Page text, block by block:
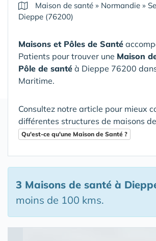
Maison de santé » Normandie »
Dieppe (76200)
Maisons et Pôles de Santé
Patients pour trouver une Maison
Pôle de santé à Dieppe 76200
Maritime.
Consultez notre article pour mieux
différentes structures de maisons
Qu'est-ce qu'une Maison de Santé ?
3 Maisons de santé à
moins de 100 kms.